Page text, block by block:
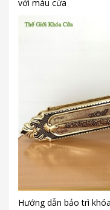
với màu cửa
Hướng dẫn bảo trì